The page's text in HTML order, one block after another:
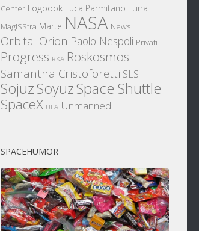
Center Logbook Luca Parmitano Luna
MagISStra Marte NASA News
Orbital Orion Paolo Nespoli Privati
Progress RKA Roskosmos
Samantha Cristoforetti SLS
SojuzSoyuzSpace Shuttle
SpaceX ULA Unmanned
SPACEHUMOR